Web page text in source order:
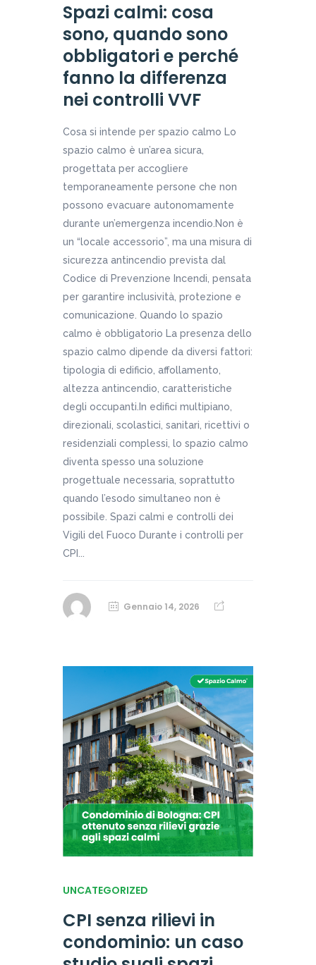
Spazi calmi: cosa
sono, quando sono
obbligatori e perché
fanno la differenza
nei controlli VVF
Cosa si intende per spazio calmo Lo
spazio calmo è un’area sicura,
progettata per accogliere
temporaneamente persone che non
possono evacuare autonomamente
durante un’emergenza incendio.Non è
un “locale accessorio”, ma una misura di
sicurezza antincendio prevista dal
Codice di Prevenzione Incendi, pensata
per garantire inclusività, protezione e
comunicazione. Quando lo spazio
calmo è obbligatorio La presenza dello
spazio calmo dipende da diversi fattori:
tipologia di edificio, affollamento,
altezza antincendio, caratteristiche
degli occupanti.In edifici multipiano,
direzionali, scolastici, sanitari, ricettivi o
residenziali complessi, lo spazio calmo
diventa spesso una soluzione
progettuale necessaria, soprattutto
quando l’esodo simultaneo non è
possibile. Spazi calmi e controlli dei
Vigili del Fuoco Durante i controlli per
CPI...
Gennaio 14, 2026
UNCATEGORIZED
CPI senza rilievi in
condominio: un caso